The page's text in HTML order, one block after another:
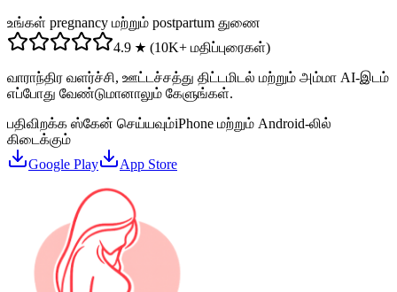
உங்கள் pregnancy மற்றும் postpartum துணை
4.9 ★ (10K+ மதிப்புரைகள்)
வாராந்திர வளர்ச்சி, ஊட்டச்சத்து திட்டமிடல் மற்றும் அம்மா AI-இடம்
எப்போது வேண்டுமானாலும் கேளுங்கள்.
பதிவிறக்க ஸ்கேன் செய்யவும்iPhone மற்றும் Android-லில்
கிடைக்கும்
Google Play
App Store